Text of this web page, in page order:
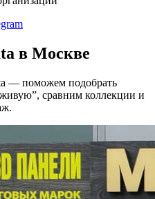
в Москве
— поможем подобрать
сравним коллекции и